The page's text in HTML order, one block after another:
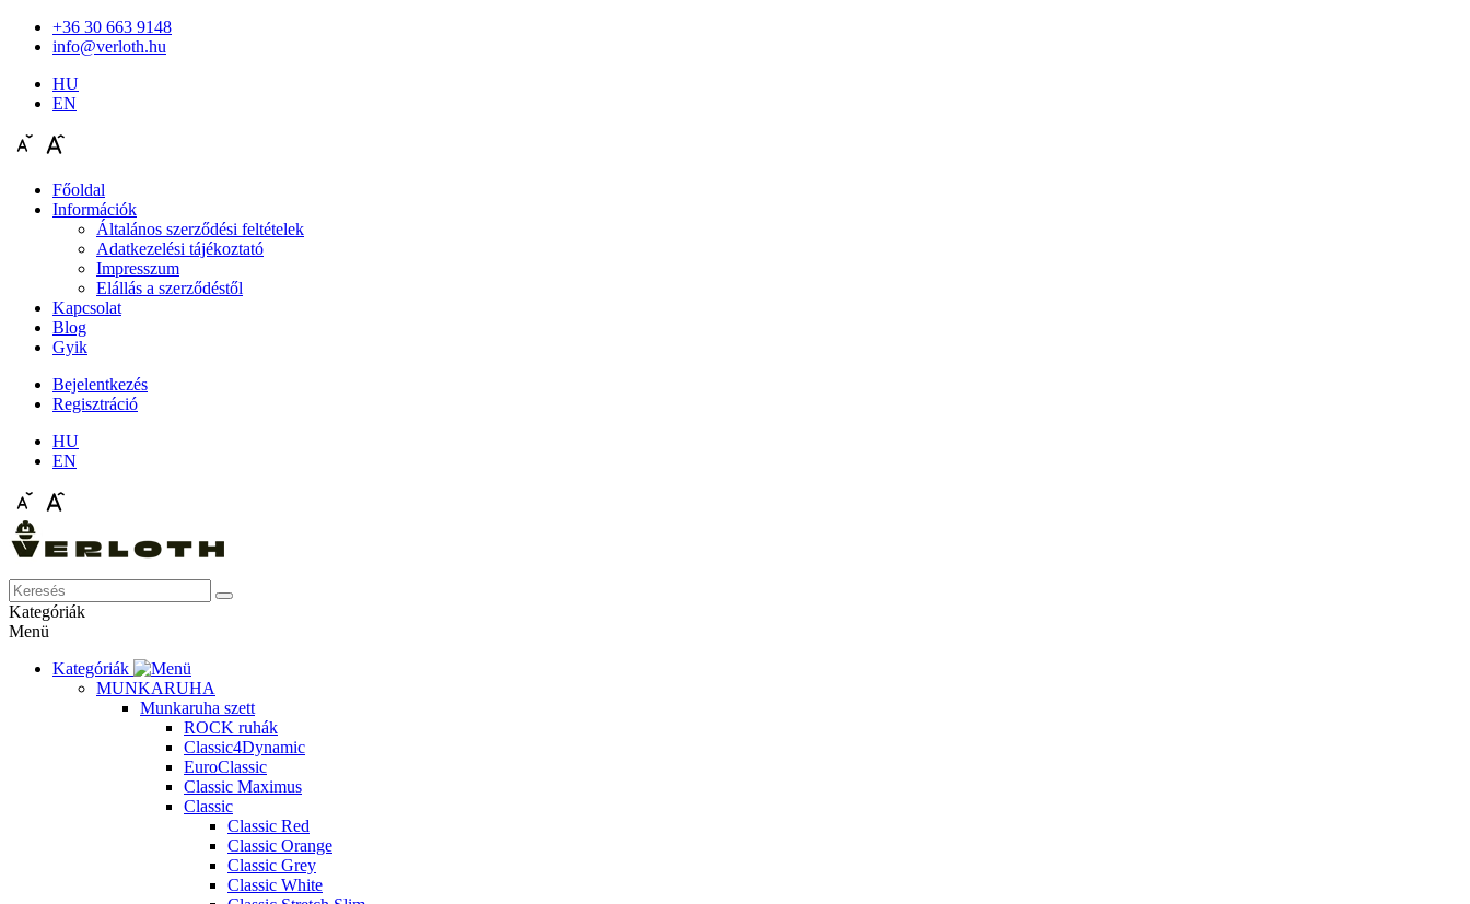
+36 30 663 9148
info@verloth.hu
HU
EN
Főoldal
Információk
Általános szerződési feltételek
Adatkezelési tájékoztató
Impresszum
Elállás a szerződéstől
Kapcsolat
Blog
Gyik
Bejelentkezés
Regisztráció
HU
EN
Kategóriák
Menü
Kategóriák
MUNKARUHA
Munkaruha szett
ROCK ruhák
Classic4Dynamic
EuroClassic
Classic Maximus
Classic
Classic Red
Classic Orange
Classic Grey
Classic White